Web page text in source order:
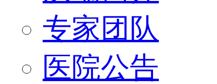
专家团队
医院公告